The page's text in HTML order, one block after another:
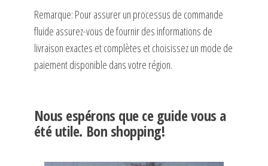
Remarque: Pour assurer un processus de commande
fluide assurez-vous de fournir des informations de
livraison exactes et complètes et choisissez un mode de
paiement disponible dans votre région.
Nous espérons que ce guide vous a
été utile. Bon shopping!